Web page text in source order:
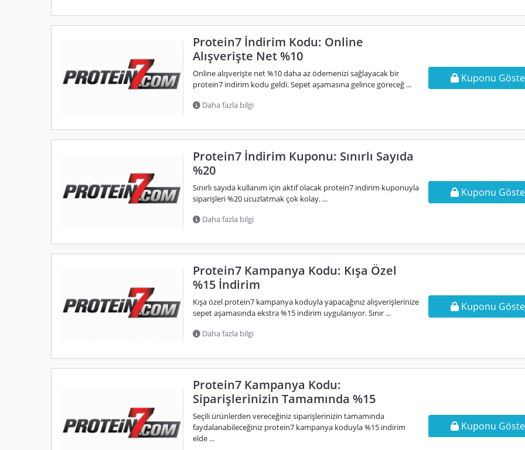
Protein7 İndirim Kodu: Online
Alışverişte Net %10
Online alışverişte net %10 daha az ödemenizi sağlayacak bir
protein7 indirim kodu geldi. Sepet aşamasına gelince göreceğ ...
Daha fazla bilgi
Kuponu
Protein7 İndirim Kuponu: Sınırlı Sayıda
%20
Sınırlı sayıda kullanım için aktif olacak protein7 indirim kuponuyla
siparişleri %20 ucuzlatmak çok kolay. ...
Daha fazla bilgi
Kuponu
Protein7 Kampanya Kodu: Kışa Özel
%15 İndirim
Kışa özel protein7 kampanya koduyla yapacağınız alışverişlerinize
sepet aşamasında ekstra %15 indirim uygulanıyor. Sınır ...
Daha fazla bilgi
Kuponu
Protein7 Kampanya Kodu:
Siparişlerinizin Tamamında %15
Seçili ürünlerden vereceğiniz siparişlerinizin tamamında
faydalanabileceğiniz protein7 kampanya koduyla %15 indirim
elde ...
Kuponu